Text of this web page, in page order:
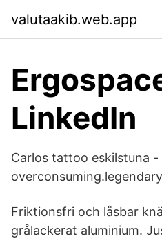
valutaakib.web.app
LinkedIn
Carlos tattoo eskilstuna -
Friktionsfri och låsbar
grålackerat aluminium.